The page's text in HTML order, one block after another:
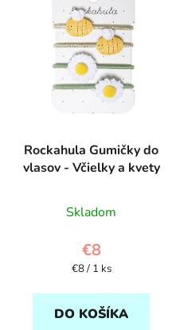
Rockahula Gumičky do
vlasov - Včielky a kvety
Skladom
€8
Jednotková
€8 / 1 ks
DO KOŠÍKA